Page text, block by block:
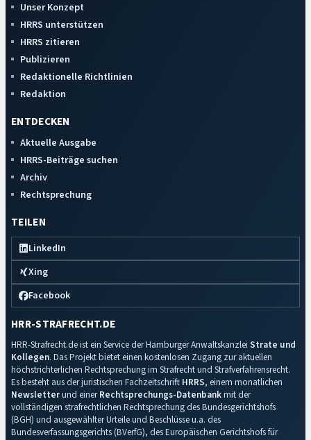
Unser Konzept
HRRS unterstützen
HRRS zitieren
Publizieren
Redaktionelle Richtlinien
Redaktion
ENTDECKEN
Aktuelle Ausgabe
HRRS-Beiträge suchen
Archiv
Rechtsprechung
TEILEN
LinkedIn
Xing
Facebook
HRR-STRAFRECHT.DE
HRR-Strafrecht.de ist ein Service der Hamburger Anwaltskanzlei Strate und
Kollegen. Das Projekt bietet einen kostenlosen Zugang zur aktuellen
höchstrichterlichen Rechtsprechung im Strafrecht und Strafverfahrensrecht.
Es besteht aus der juristischen Fachzeitschrift HRRS, einem monatlichen
Newsletterund einerRechtsprechungs-Datenbankmit der
vollständigen strafrechtlichen Rechtsprechung des Bundesgerichtshofs
(BGH) und ausgewählter Urteile und Beschlüsse u.a. des
Bundesverfassungsgerichts (BVerfG), des Europäischen Gerichtshofs für